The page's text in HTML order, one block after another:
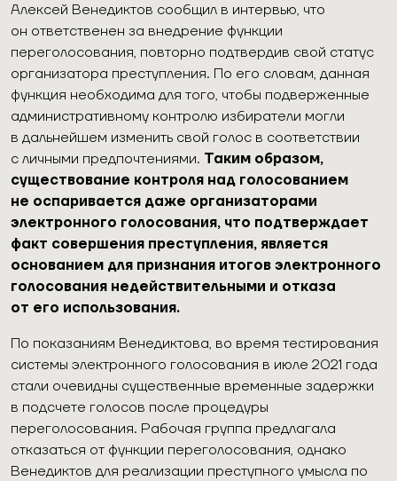
Алексей Венедиктов сообщил в интервью, что
он ответственен за внедрение функции
переголосования, повторно подтвердив свой статус
организатора преступления. По его словам, данная
функция необходима для того, чтобы подверженные
административному контролю избиратели могли
в дальнейшем изменить свой голос в соответствии
с личными предпочтениями. Таким образом,
существование контроля над голосованием
не оспаривается даже организаторами
электронного голосования, что подтверждает
факт совершения преступления, является
основанием для признания итогов электронного
голосования недействительными и отказа
от его использования.
По показаниям Венедиктова, во время тестирования
системы электронного голосования в июле 2021 года
стали очевидны существенные временные задержки
в подсчете голосов после процедуры
переголосования. Рабочая группа предлагала
отказаться от функции переголосования, однако
Венедиктов для реализации преступного умысла по